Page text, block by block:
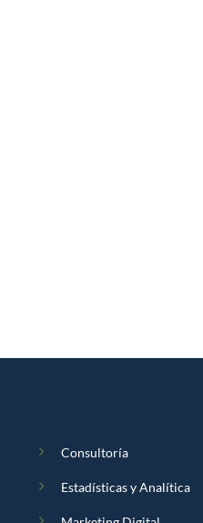
Consultoría
Estadísticas y Analítica